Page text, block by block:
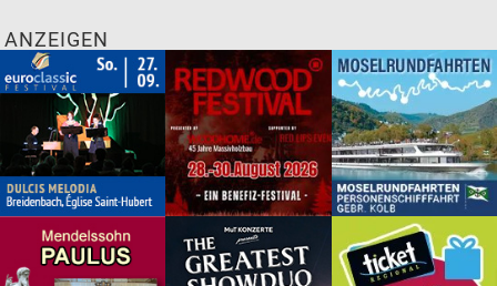
ANZEIGEN